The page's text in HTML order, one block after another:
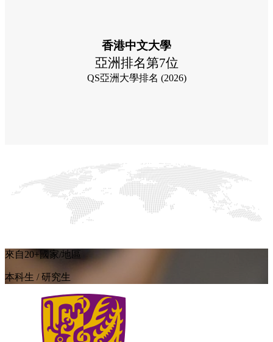
香港中文大學
亞洲排名第7位
QS亞洲大學排名 (2026)
來自20+國家/地區
本科生 / 研究生